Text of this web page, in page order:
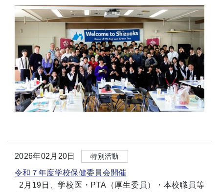
2026年02月20日 特別活動
令和７年度学校保健委員会開催
2月19日、学校医・PTA（厚生委員）・本校職員等